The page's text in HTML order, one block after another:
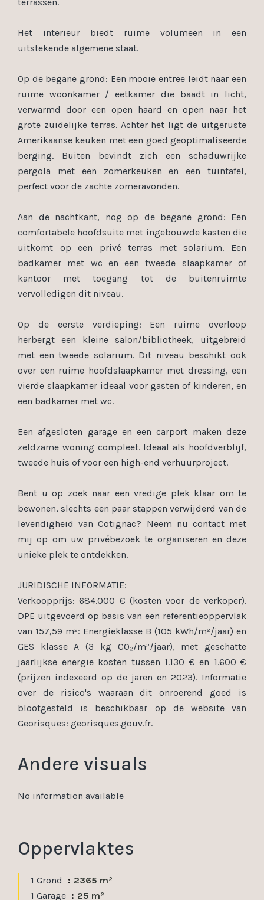
Het interieur biedt ruime volumeen in een
uitstekende algemene staat.
Op de begane grond: Een mooie entree leidt naar een
ruime woonkamer / eetkamer die baadt in licht,
verwarmd door een open haard en open naar het
grote zuidelijke terras. Achter het ligt de uitgeruste
Amerikaanse keuken met een goed geoptimaliseerde
berging. Buiten bevindt zich een schaduwrijke
pergola met een zomerkeuken en een tuintafel,
perfect voor de zachte zomeravonden.
Aan de nachtkant, nog op de begane grond: Een
comfortabele hoofdsuite met ingebouwde kasten die
uitkomt op een privé terras met solarium. Een
badkamer met wc en een tweede slaapkamer of
kantoor met toegang tot de buitenruimte
vervolledigen dit niveau.
Op de eerste verdieping: Een ruime overloop
herbergt een kleine salon/bibliotheek, uitgebreid
met een tweede solarium. Dit niveau beschikt ook
over een ruime hoofdslaapkamer met dressing, een
vierde slaapkamer ideaal voor gasten of kinderen, en
een badkamer met wc.
Een afgesloten garage en een carport maken deze
zeldzame woning compleet. Ideaal als hoofdverblijf,
tweede huis of voor een high-end verhuurproject.
Bent u op zoek naar een vredige plek klaar om te
bewonen, slechts een paar stappen verwijderd van de
levendigheid van Cotignac? Neem nu contact met
mij op om uw privébezoek te organiseren en deze
unieke plek te ontdekken.
JURIDISCHE INFORMATIE:
Verkoopprijs: 684.000 € (kosten voor de verkoper).
DPE uitgevoerd op basis van een referentieoppervlak
van 157,59 m²: Energieklasse B (105 kWh/m²/jaar) en
GES klasse A (3 kg CO₂/m²/jaar), met geschatte
jaarlijkse energie kosten tussen 1.130 € en 1.600 €
(prijzen indexeerd op de jaren en 2023). Informatie
over de risico's waaraan dit onroerend goed is
blootgesteld is beschikbaar op de website van
Georisques: georisques.gouv.fr.
Andere visuals
No information available
Oppervlaktes
1 Grond
2365 m²
1 Garage
25 m²